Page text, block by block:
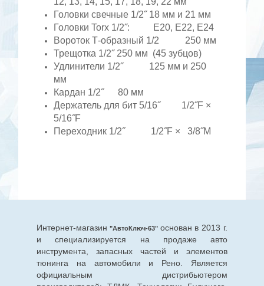
Головки свечные 1/2˝ 18 мм и 21 мм
Головки Torx 1/2˝: E20, E22, E24
Вороток Т-образный 1/2 250 мм
Трещотка 1/2˝ 250 мм (45 зубцов)
Удлинители 1/2˝ 125 мм и 250
мм
Кардан 1/2˝ 80 мм
Держатель для бит 5/16˝ 1/2˝F ×
5/16˝F
Переходник 1/2˝ 1/2˝F × 3/8˝M
Интернет-магазин "АвтоКлюч-63" основан в 2013 г.
и специализируется на продаже авто
инструмента, запасных частей и элементов
тюнинга на автомобили и Рено. Является
официальным дистрибьютером